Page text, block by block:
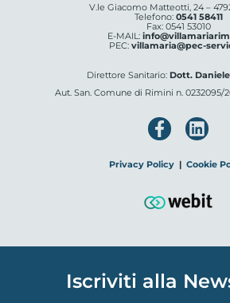
V.le Giacomo Matteotti, 24 –
Telefono: 0541 58411
Fax: 0541 53010
E-MAIL:
PEC: villamaria@pec-
Direttore Sanitario: Dott.
Aut. San. Comune di Rimini n. 0232095/
Privacy Policy | Cookie
Iscriviti alla